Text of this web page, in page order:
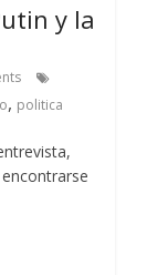
y la
, politica